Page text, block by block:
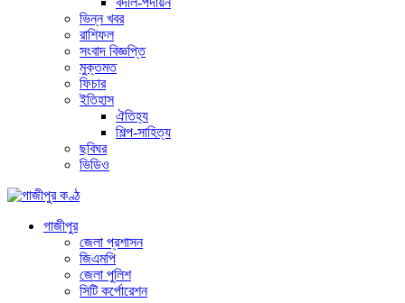
ভিন্ন খবর
রাশিফল
সংবাদ বিজ্ঞপ্তি
মুক্তমত
ফিচার
ইতিহাস
ঐতিহ্য
শিল্প-সাহিত্য
ছবিঘর
ভিডিও
গাজীপুর
জেলা প্রশাসন
জিএমপি
জেলা পুলিশ
সিটি কর্পোরেশন